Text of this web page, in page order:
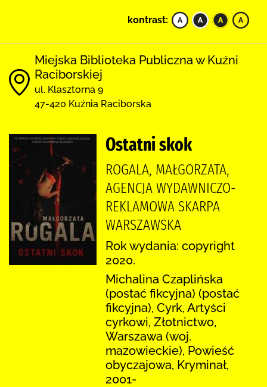
kontrast:
Miejska Biblioteka Publiczna w Kuźni
Raciborskiej
ul. Klasztorna 9
47-420 Kuźnia Raciborska
Ostatni skok
ROGALA, MAŁGORZATA,
AGENCJA WYDAWNICZO-
REKLAMOWA SKARPA
WARSZAWSKA
Rok wydania: copyright
2020.
Michalina Czaplińska
(postać fikcyjna) (postać
fikcyjna), Cyrk, Artyści
cyrkowi, Złotnictwo,
Warszawa (woj.
mazowieckie), Powieść
obyczajowa, Kryminał,
2001-